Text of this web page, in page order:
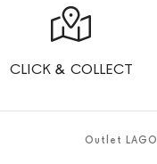
CLICK & COLLECT
Outlet LAGO